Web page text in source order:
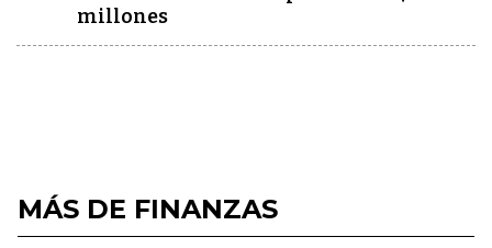
millones
MÁS DE FINANZAS